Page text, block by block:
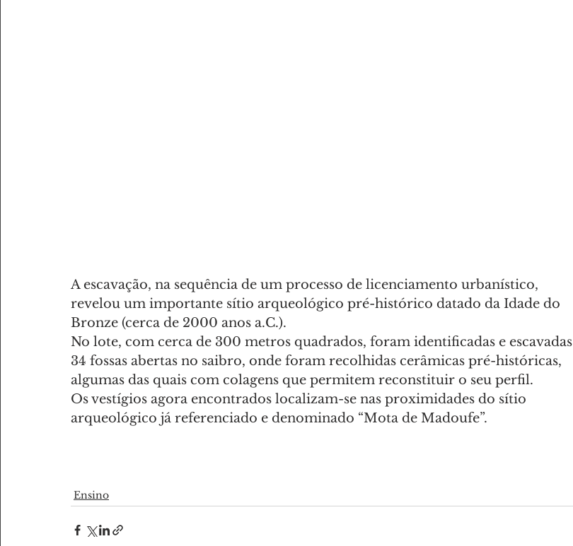
A escavação, na sequência de um processo de licenciamento urbanístico,
revelou um importante sítio arqueológico pré-histórico datado da Idade do
Bronze (cerca de 2000 anos a.C.).
No lote, com cerca de 300 metros quadrados, foram identificadas e escavadas
34 fossas abertas no saibro, onde foram recolhidas cerâmicas pré-históricas,
algumas das quais com colagens que permitem reconstituir o seu perfil.
Os vestígios agora encontrados localizam-se nas proximidades do sítio
arqueológico já referenciado e denominado “Mota de Madoufe”.
Ensino